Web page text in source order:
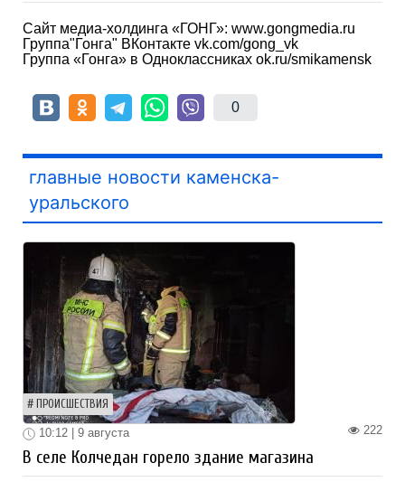
Сайт медиа-холдинга «ГОНГ»: www.gongmedia.ru
Группа"Гонга" ВКонтакте vk.com/gong_vk
Группа «Гонга» в Одноклассниках ok.ru/smikamensk
0
главные новости каменска-
уральского
ПРОИСШЕСТВИЯ
222
10:12 | 9 августа
В селе Колчедан горело здание магазина